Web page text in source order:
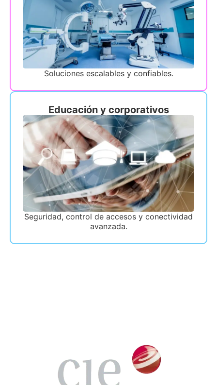
Soluciones escalables y confiables.
Educación y corporativos
Seguridad, control de accesos y conectividad
avanzada.